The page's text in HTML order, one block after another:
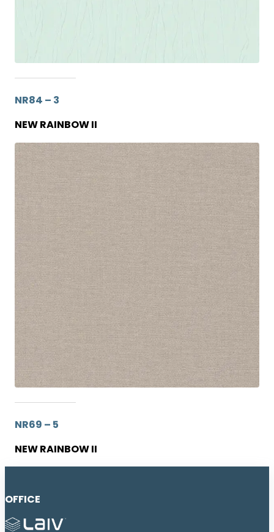
NR84 – 3
NEW RAINBOW II
NR69 – 5
NEW RAINBOW II
OFFICE